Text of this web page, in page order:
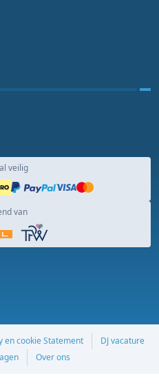
veilig
van
en cookie Statement
DJ vacature
Over ons